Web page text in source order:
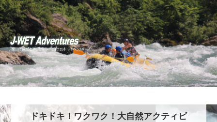
ドキドキ！ワクワク！大自然アクティビ